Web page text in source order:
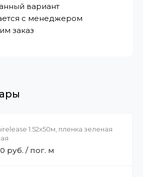
вариант
с менеджером
заказ
1.52х50м, пленка зеленая
руб. / пог. м